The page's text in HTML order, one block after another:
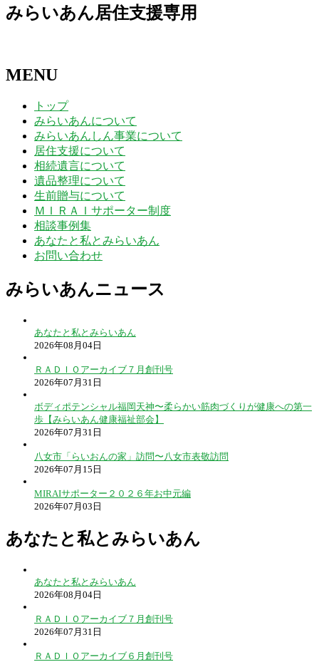
みらいあん居住支援専用
MENU
トップ
みらいあんについて
みらいあんしん事業について
居住支援について
相続遺言について
遺品整理について
生前贈与について
ＭＩＲＡＩサポーター制度
相談事例集
あなたと私とみらいあん
お問い合わせ
みらいあんニュース
あなたと私とみらいあん
2026年08月04日
ＲＡＤＩＯアーカイブ７月創刊号
2026年07月31日
ボディポテンシャル福岡天神〜柔らかい筋肉づくりが健康への第一
歩【みらいあん健康福祉部会】
2026年07月31日
八女市「らいおんの家」訪問〜八女市表敬訪問
2026年07月15日
MIRAIサポーター２０２６年お中元編
2026年07月03日
あなたと私とみらいあん
あなたと私とみらいあん
2026年08月04日
ＲＡＤＩＯアーカイブ７月創刊号
2026年07月31日
ＲＡＤＩＯアーカイブ６月創刊号